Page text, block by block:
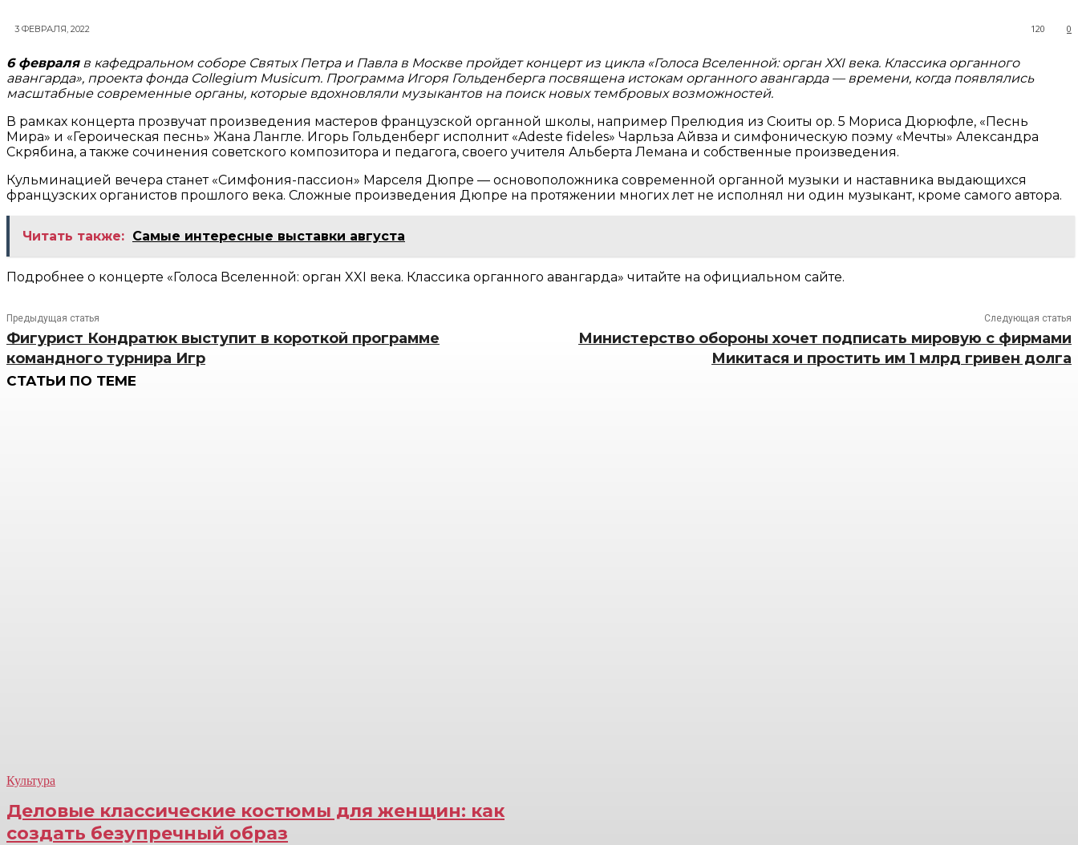
3 ФЕВРАЛЯ, 2022 0
120
6 февраляв кафедральном соборе Святых Петра и Павла в Москве пройдет концерт из цикла «Голоса Вселенной: орган XXI века. Классика органного
авангарда», проекта фонда Collegium Musicum. Программа Игоря Гольденберга посвящена истокам органного авангарда — времени, когда появлялись
масштабные современные органы, которые вдохновляли музыкантов на поиск новых тембровых возможностей.
В рамках концерта прозвучат произведения мастеров французской органной школы, например Прелюдия из Сюиты ор. 5 Мориса Дюрюфле, «Песнь
Мира» и «Героическая песнь» Жана Лангле. Игорь Гольденберг исполнит «Adeste fideles» Чарльза Айвза и симфоническую поэму «Мечты» Александра
Скрябина, а также сочинения советского композитора и педагога, своего учителя Альберта Лемана и собственные произведения.
Кульминацией вечера станет «Симфония-пассион» Марселя Дюпре — основоположника современной органной музыки и наставника выдающихся
французских органистов прошлого века. Сложные произведения Дюпре на протяжении многих лет не исполнял ни один музыкант, кроме самого автора.
Читать также: Самые интересные выставки августа
Подробнее о концерте «Голоса Вселенной: орган XXI века. Классика органного авангарда» читайте на официальном сайте.
Предыдущая статья
Фигурист Кондратюк выступит в короткой программе
командного турнира Игр
Следующая статья
Министерство обороны хочет подписать мировую с фирмами
Микитася и простить им 1 млрд гривен долга
СТАТЬИ ПО ТЕМЕ
Культура
Деловые классические костюмы для женщин: как
создать безупречный образ